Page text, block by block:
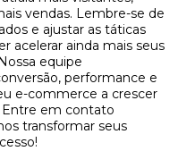
vendas. Lembre-se de
e ajustar as táticas
acelerar ainda mais seus
equipe
performance e
e-commerce a crescer
Entre em contato
transformar seus